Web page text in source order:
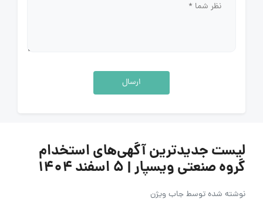
ارسال
لیست جدیدترین آگهی‌های استخدام
گروه صنعتی ویسپار | ۵ اسفند ۱۴۰۴
نوشته شده توسطجاب ویژن